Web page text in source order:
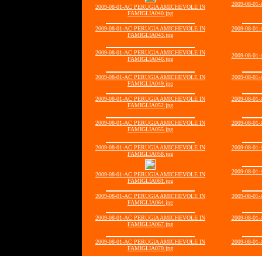
2009-08-01-AC PERUGIA AMICHEVOLE IN
FAMIGLIA040.jpg
2009-08-
2009-08-01-AC PERUGIA AMICHEVOLE IN
FAMIGLIA043.jpg
2009-08-
2009-08-01-AC PERUGIA AMICHEVOLE IN
FAMIGLIA046.jpg
2009-08-
2009-08-01-AC PERUGIA AMICHEVOLE IN
FAMIGLIA049.jpg
2009-08-
2009-08-01-AC PERUGIA AMICHEVOLE IN
FAMIGLIA052.jpg
2009-08-
2009-08-01-AC PERUGIA AMICHEVOLE IN
FAMIGLIA055.jpg
2009-08-
2009-08-01-AC PERUGIA AMICHEVOLE IN
FAMIGLIA058.jpg
2009-08-
2009-08-01-AC PERUGIA AMICHEVOLE IN
FAMIGLIA061.jpg
2009-08-
2009-08-01-AC PERUGIA AMICHEVOLE IN
FAMIGLIA064.jpg
2009-08-
2009-08-01-AC PERUGIA AMICHEVOLE IN
FAMIGLIA067.jpg
2009-08-
2009-08-01-AC PERUGIA AMICHEVOLE IN
FAMIGLIA070.jpg
2009-08-